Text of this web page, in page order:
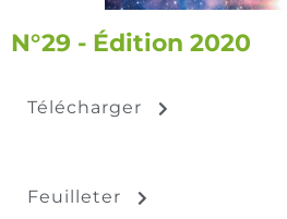
N°29 - Édition 2020
Télécharger
Feuilleter